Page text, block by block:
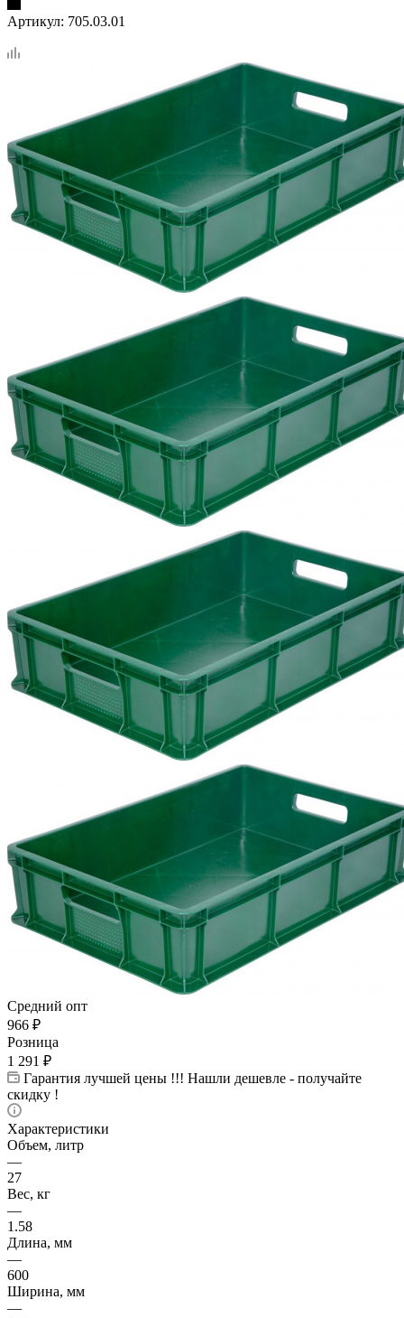
Артикул: 705.03.01
Средний опт
966 ₽
Розница
1 291 ₽
Гарантия лучшей цены !!! Нашли дешевле - получайте
скидку !
Характеристики
Объем, литр
—
27
Вес, кг
—
1.58
Длина, мм
—
600
Ширина, мм
—